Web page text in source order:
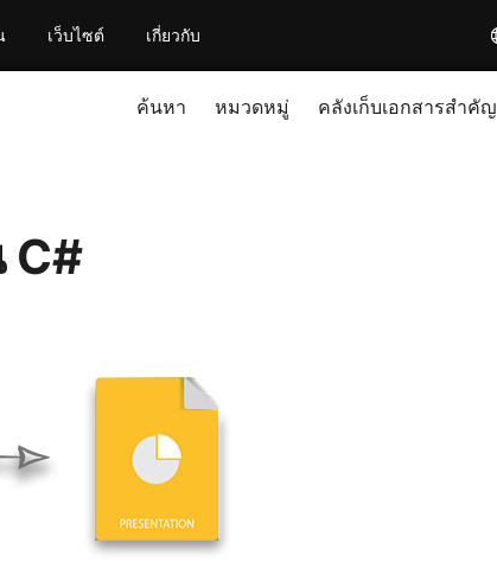
เว็บไซต์ เกี่ยวกับ
ค้นหา หมวดหมู่ คลังเก็บเอกสารสำคัญ
C#